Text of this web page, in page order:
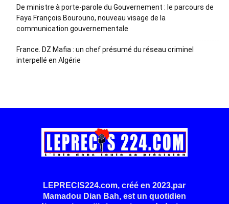
De ministre à porte-parole du Gouvernement : le parcours de
Faya François Bourouno, nouveau visage de la
communication gouvernementale
France. DZ Mafia : un chef présumé du réseau criminel
interpellé en Algérie
LEPRECIS224.com, créé en 2023,par
Mamadou Dian Bah, est un quotidien